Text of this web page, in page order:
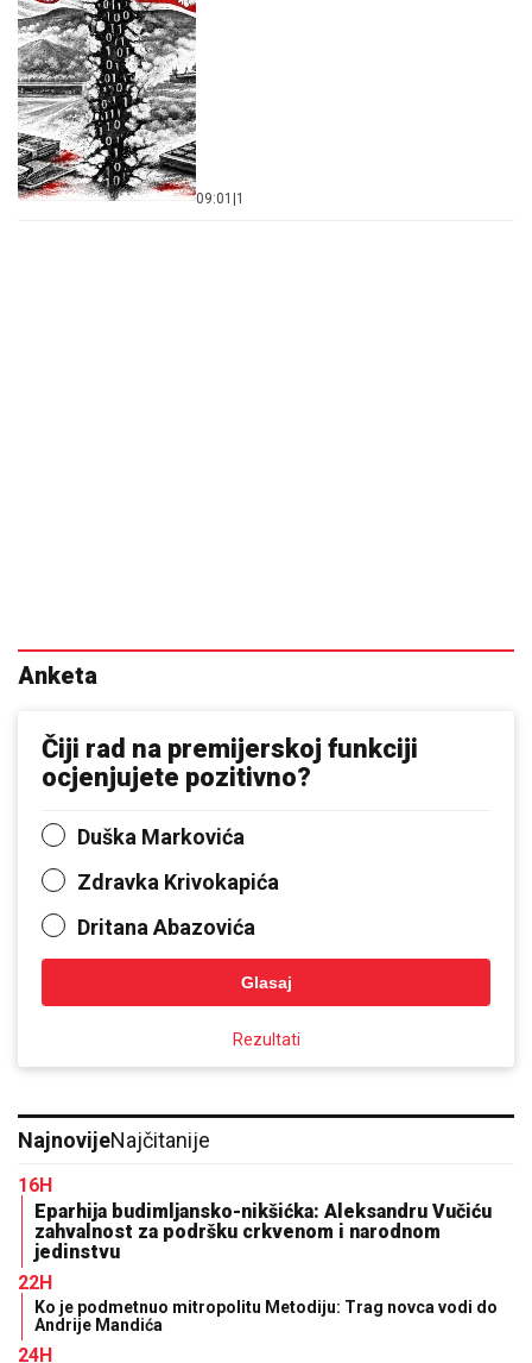
09:01 |1
Anketa
Čiji rad na premijerskoj funkciji
ocjenjujete pozitivno?
Duška Markovića
Zdravka Krivokapića
Dritana Abazovića
Glasaj
Rezultati
NajnovijeNajčitanije
16H
Eparhija budimljansko-nikšićka: Aleksandru Vučiću
zahvalnost za podršku crkvenom i narodnom
jedinstvu
22H
Ko je podmetnuo mitropolitu Metodiju: Trag novca vodi do
Andrije Mandića
24H